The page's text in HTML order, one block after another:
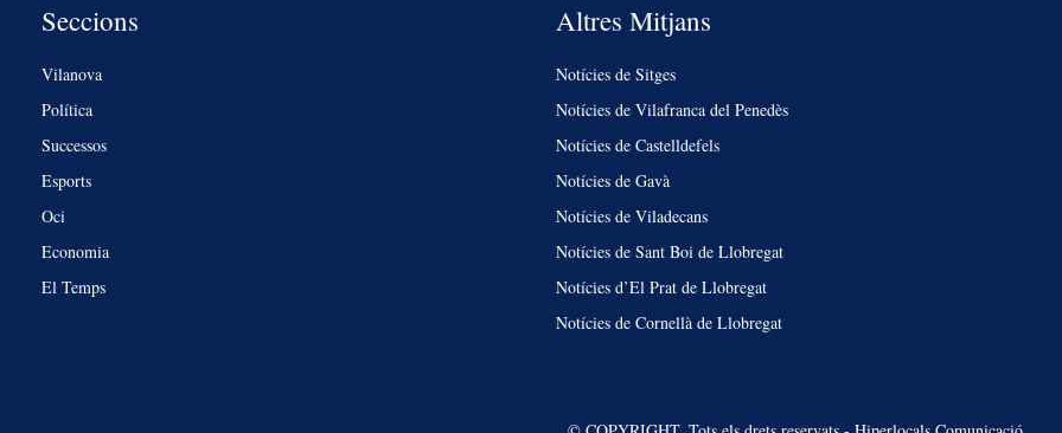
Seccions
Vilanova
Política
Successos
Esports
Oci
Economia
El Temps
Altres Mitjans
Notícies de Sitges
Notícies de Vilafranca del Penedès
Notícies de Castelldefels
Notícies de Gavà
Notícies de Viladecans
Notícies de Sant Boi de Llobregat
Notícies d’El Prat de Llobregat
Notícies de Cornellà de Llobregat